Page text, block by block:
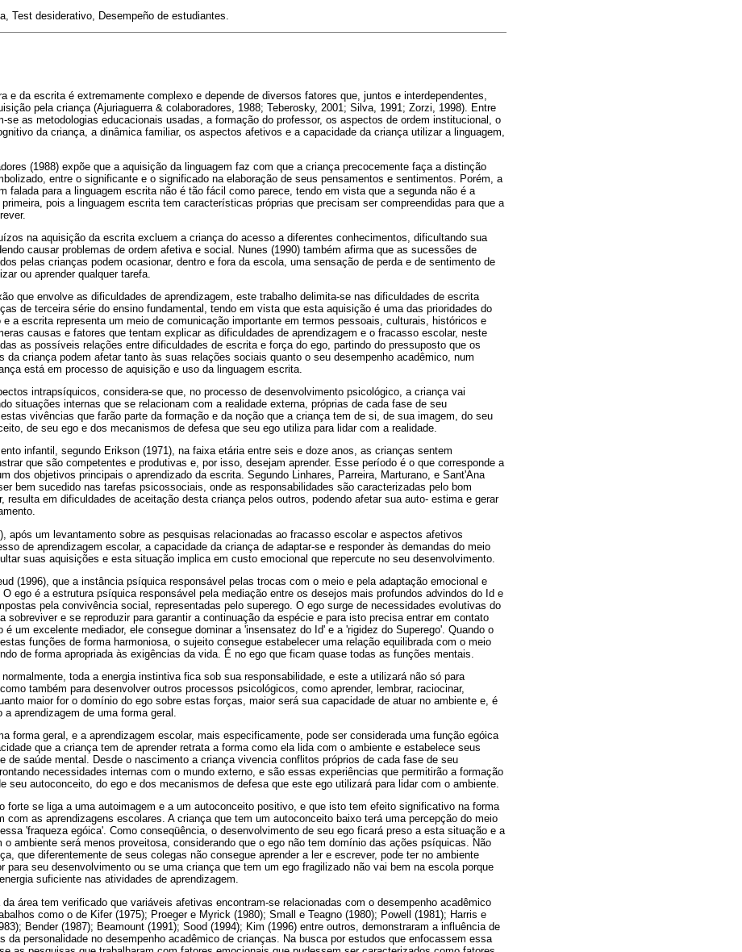
Test desiderativo, Desempeño de estudiantes.
e da escrita é extremamente complexo e depende de diversos fatores que, juntos e interdependentes,
pela criança (Ajuriaguerra & colaboradores, 1988; Teberosky, 2001; Silva, 1991; Zorzi, 1998). Entre
se as metodologias educacionais usadas, a formação do professor, os aspectos de ordem institucional, o
da criança, a dinâmica familiar, os aspectos afetivos e a capacidade da criança utilizar a linguagem,
(1988) expõe que a aquisição da linguagem faz com que a criança precocemente faça a distinção
entre o significante e o significado na elaboração de seus pensamentos e sentimentos. Porém, a
falada para a linguagem escrita não é tão fácil como parece, tendo em vista que a segunda não é a
pois a linguagem escrita tem características próprias que precisam ser compreendidas para que a
na aquisição da escrita excluem a criança do acesso a diferentes conhecimentos, dificultando sua
causar problemas de ordem afetiva e social. Nunes (1990) também afirma que as sucessões de
pelas crianças podem ocasionar, dentro e fora da escola, uma sensação de perda e de sentimento de
ou aprender qualquer tarefa.
que envolve as dificuldades de aprendizagem, este trabalho delimita-se nas dificuldades de escrita
de terceira série do ensino fundamental, tendo em vista que esta aquisição é uma das prioridades do
a escrita representa um meio de comunicação importante em termos pessoais, culturais, históricos e
causas e fatores que tentam explicar as dificuldades de aprendizagem e o fracasso escolar, neste
as possíveis relações entre dificuldades de escrita e força do ego, partindo do pressuposto que os
da criança podem afetar tanto às suas relações sociais quanto o seu desempenho acadêmico, num
está em processo de aquisição e uso da linguagem escrita.
intrapsíquicos, considera-se que, no processo de desenvolvimento psicológico, a criança vai
situações internas que se relacionam com a realidade externa, próprias de cada fase de seu
vivências que farão parte da formação e da noção que a criança tem de si, de sua imagem, do seu
de seu ego e dos mecanismos de defesa que seu ego utiliza para lidar com a realidade.
infantil, segundo Erikson (1971), na faixa etária entre seis e doze anos, as crianças sentem
que são competentes e produtivas e, por isso, desejam aprender. Esse período é o que corresponde a
dos objetivos principais o aprendizado da escrita. Segundo Linhares, Parreira, Marturano, e Sant'Ana
bem sucedido nas tarefas psicossociais, onde as responsabilidades são caracterizadas pelo bom
resulta em dificuldades de aceitação desta criança pelos outros, podendo afetar sua auto- estima e gerar
após um levantamento sobre as pesquisas relacionadas ao fracasso escolar e aspectos afetivos
de aprendizagem escolar, a capacidade da criança de adaptar-se e responder às demandas do meio
suas aquisições e esta situação implica em custo emocional que repercute no seu desenvolvimento.
(1996), que a instância psíquica responsável pelas trocas com o meio e pela adaptação emocional e
ego é a estrutura psíquica responsável pela mediação entre os desejos mais profundos advindos do Id e
pela convivência social, representadas pelo superego. O ego surge de necessidades evolutivas do
sobreviver e se reproduzir para garantir a continuação da espécie e para isto precisa entrar em contato
é um excelente mediador, ele consegue dominar a 'insensatez do Id' e a 'rigidez do Superego'. Quando o
funções de forma harmoniosa, o sujeito consegue estabelecer uma relação equilibrada com o meio
de forma apropriada às exigências da vida. É no ego que ficam quase todas as funções mentais.
toda a energia instintiva fica sob sua responsabilidade, e este a utilizará não só para
também para desenvolver outros processos psicológicos, como aprender, lembrar, raciocinar,
maior for o domínio do ego sobre estas forças, maior será sua capacidade de atuar no ambiente e, é
aprendizagem de uma forma geral.
forma geral, e a aprendizagem escolar, mais especificamente, pode ser considerada uma função egóica
que a criança tem de aprender retrata a forma como ela lida com o ambiente e estabelece seus
de saúde mental. Desde o nascimento a criança vivencia conflitos próprios de cada fase de seu
necessidades internas com o mundo externo, e são essas experiências que permitirão a formação
seu autoconceito, do ego e dos mecanismos de defesa que este ego utilizará para lidar com o ambiente.
forte se liga a uma autoimagem e a um autoconceito positivo, e que isto tem efeito significativo na forma
com as aprendizagens escolares. A criança que tem um autoconceito baixo terá uma percepção do meio
'fraqueza egóica'. Como conseqüência, o desenvolvimento de seu ego ficará preso a esta situação e a
o ambiente será menos proveitosa, considerando que o ego não tem domínio das ações psíquicas. Não
que diferentemente de seus colegas não consegue aprender a ler e escrever, pode ter no ambiente
para seu desenvolvimento ou se uma criança que tem um ego fragilizado não vai bem na escola porque
suficiente nas atividades de aprendizagem.
área tem verificado que variáveis afetivas encontram-se relacionadas com o desempenho acadêmico
como o de Kifer (1975); Proeger e Myrick (1980); Small e Teagno (1980); Powell (1981); Harris e
Bender (1987); Beamount (1991); Sood (1994); Kim (1996) entre outros, demonstraram a influência de
da personalidade no desempenho acadêmico de crianças. Na busca por estudos que enfocassem essa